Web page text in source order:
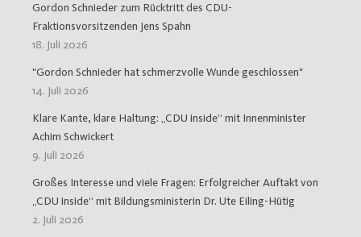
Gordon Schnieder zum Rücktritt des CDU-
Fraktionsvorsitzenden Jens Spahn
18. Juli 2026
"Gordon Schnieder hat schmerzvolle Wunde geschlossen"
14. Juli 2026
Klare Kante, klare Haltung: „CDU inside“ mit Innenminister
Achim Schwickert
9. Juli 2026
Großes Interesse und viele Fragen: Erfolgreicher Auftakt von
„CDU inside“ mit Bildungsministerin Dr. Ute Eiling-Hütig
2. Juli 2026